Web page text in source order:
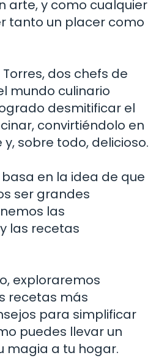
arte, y como cualquier
tanto un placer como
dos chefs de
mundo culinario
desmitificar el
convirtiéndolo en
sobre todo, delicioso.
en la idea de que
ser grandes
las
las recetas
exploraremos
recetas más
para simplificar
puedes llevar un
magia a tu hogar.